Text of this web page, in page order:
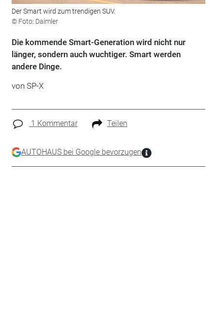
Der Smart wird zum trendigen SUV.
© Foto: Daimler
Die kommende Smart-Generation wird nicht nur
länger, sondern auch wuchtiger. Smart werden
andere Dinge.
von SP-X
1 Kommentar Teilen
AUTOHAUS bei Google bevorzugen